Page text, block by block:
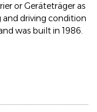
or Geräteträger as
and driving condition
was built in 1986.